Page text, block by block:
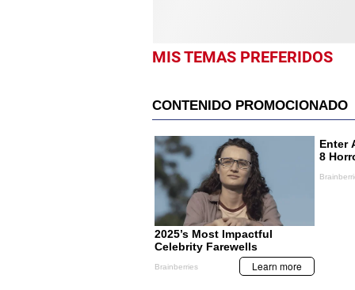
MIS TEMAS PREFERIDOS